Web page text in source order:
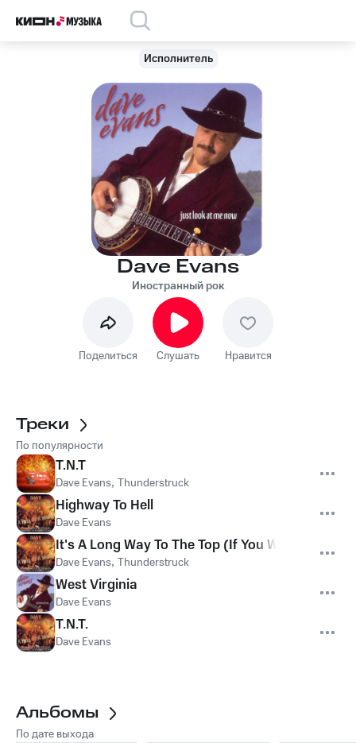
Исполнитель
Dave Evans
Иностранный рок
Поделиться Слушать Нравится
Треки
По популярности
T.N.T
Dave Evans, Thunderstruck
Highway To Hell
Dave Evans
It's A Long Way To The Top (If You Wann Rock &
Dave Evans, Thunderstruck
West Virginia
Dave Evans
T.N.T.
Dave Evans
Альбомы
По дате выхода